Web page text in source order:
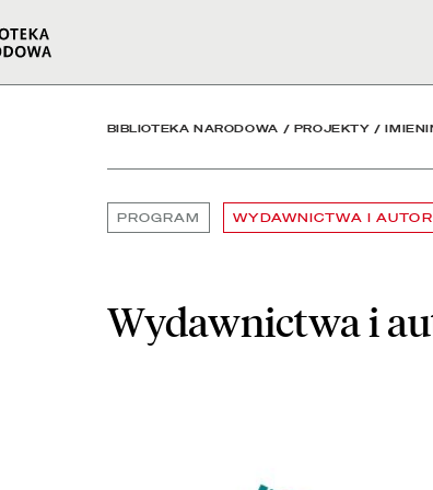
i autorzy -
BIBLIOTEKA NARODOWA / PROJEKTY /
PROGRAM WYDAWNICTWA I
Wydawnictwa i